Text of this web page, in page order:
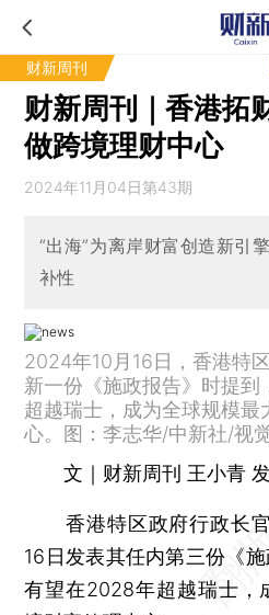
财新周刊
财新周刊｜香港拓
做跨境理财中心
2024年11月04日第43期
“出海”为离岸财富创造新引
补性
2024年10月16日，香港特
新一份《施政报告》时提
超越瑞士，成为全球规模最
心。图：李志华/中新社/视
文｜财新周刊 王小青
香港特区政府行政长官
16日发表其任内第三份《
有望在2028年超越瑞士，